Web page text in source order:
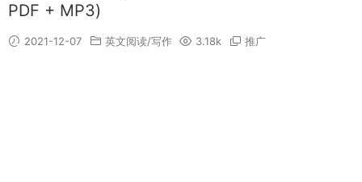
PDF + MP3)
2021-12-07 英文阅读/写作 3.18k 推广